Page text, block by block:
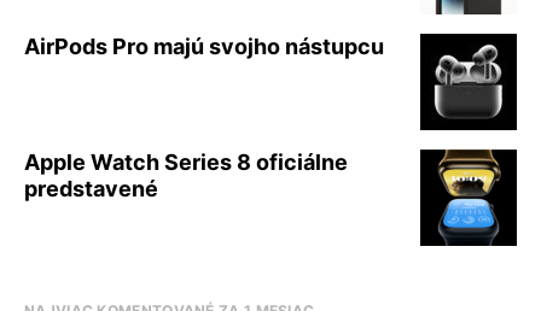
AirPods Pro majú svojho nástupcu
Apple Watch Series 8 oficiálne
predstavené